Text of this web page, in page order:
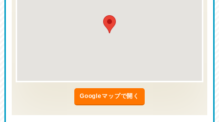
Googleマップで開く